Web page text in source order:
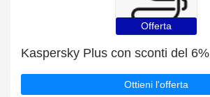
Offerta
Kaspersky Plus con sconti del 6%
Ottieni l'offerta